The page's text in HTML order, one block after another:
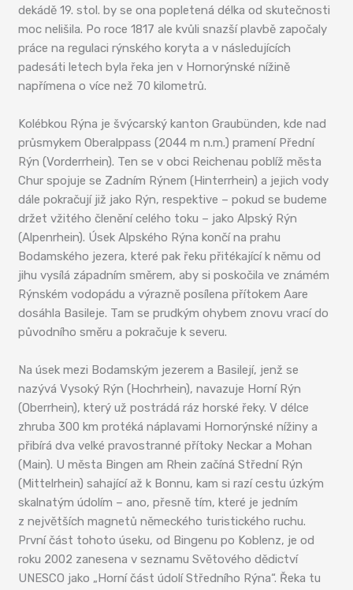
dekádě 19. stol. by se ona popletená délka od skutečnosti
moc nelišila. Po roce 1817 ale kvůli snazší plavbě započaly
práce na regulaci rýnského koryta a v následujících
padesáti letech byla řeka jen v Hornorýnské nížině
napřímena o více než 70 kilometrů.
Kolébkou Rýna je švýcarský kanton Graubünden, kde nad
průsmykem Oberalppass (2044 m n.m.) pramení Přední
Rýn (Vorderrhein). Ten se v obci Reichenau poblíž města
Chur spojuje se Zadním Rýnem (Hinterrhein) a jejich vody
dále pokračují již jako Rýn, respektive – pokud se budeme
držet vžitého členění celého toku – jako Alpský Rýn
(Alpenrhein). Úsek Alpského Rýna končí na prahu
Bodamského jezera, které pak řeku přitékající k němu od
jihu vysílá západním směrem, aby si poskočila ve známém
Rýnském vodopádu a výrazně posílena přítokem Aare
dosáhla Basileje. Tam se prudkým ohybem znovu vrací do
původního směru a pokračuje k severu.
Na úsek mezi Bodamským jezerem a Basilejí, jenž se
nazývá Vysoký Rýn (Hochrhein), navazuje Horní Rýn
(Oberrhein), který už postrádá ráz horské řeky. V délce
zhruba 300 km protéká náplavami Hornorýnské nížiny a
přibírá dva velké pravostranné přítoky Neckar a Mohan
(Main). U města Bingen am Rhein začíná Střední Rýn
(Mittelrhein) sahající až k Bonnu, kam si razí cestu úzkým
skalnatým údolím – ano, přesně tím, které je jedním
z největších magnetů německého turistického ruchu.
První část tohoto úseku, od Bingenu po Koblenz, je od
roku 2002 zanesena v seznamu Světového dědictví
UNESCO jako „Horní část údolí Středního Rýna“. Řeka tu